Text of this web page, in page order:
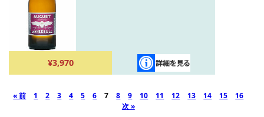
¥3,970
« 前 1 2 3 4 5 6 7 8 9 10 11 12 13 14 15
16
次 »